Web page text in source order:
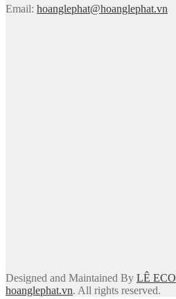
Email: hoanglephat@hoanglephat.vn
Designed and Maintained By LÊ ECO
hoanglephat.vn. All rights reserved.